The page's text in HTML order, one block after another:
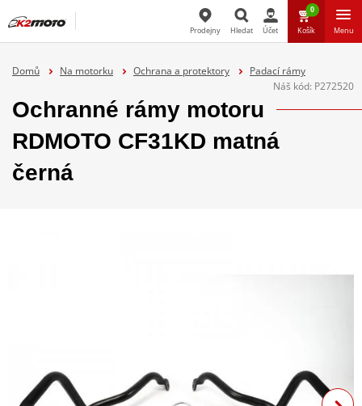
Hledat
Prodejny Hledat Účet
0
Košík Menu
Domů Na motorku Ochrana a protektory
Padací rámy
Náš kód: P272520
Ochranné rámy motoru
RDMOTO CF31KD matná
černá